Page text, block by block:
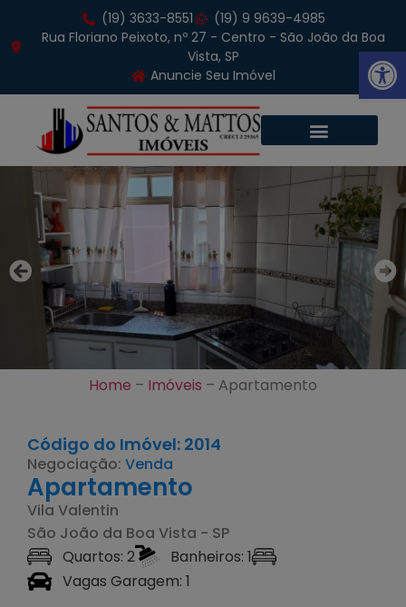
Abrir
(19) 3633-8551
(19) 9 9639-4985
Rua Floriano Peixoto, nº 27 - Centro - São João da Boa
Vista, SP
Anuncie Seu Imóvel
Home – Imóveis – Apartamento
Código do Imóvel: 2014
Negociação: Venda
Apartamento
Vila Valentin
São João da Boa Vista - SP
Quartos: 2
Banheiros: 1
Vagas Garagem: 1